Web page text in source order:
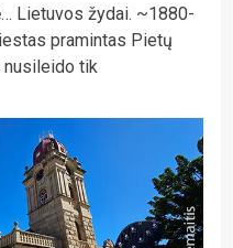
Lietuvos žydai. ~1880-
pramintas Pietų
tik